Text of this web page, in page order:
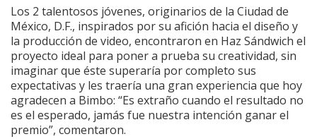
Los 2 talentosos jóvenes, originarios de la Ciudad de
México, D.F., inspirados por su afición hacia el diseño y
la producción de video, encontraron en Haz Sándwich el
proyecto ideal para poner a prueba su creatividad, sin
imaginar que éste superaría por completo sus
expectativas y les traería una gran experiencia que hoy
agradecen a Bimbo: “Es extraño cuando el resultado no
es el esperado, jamás fue nuestra intención ganar el
premio”, comentaron.